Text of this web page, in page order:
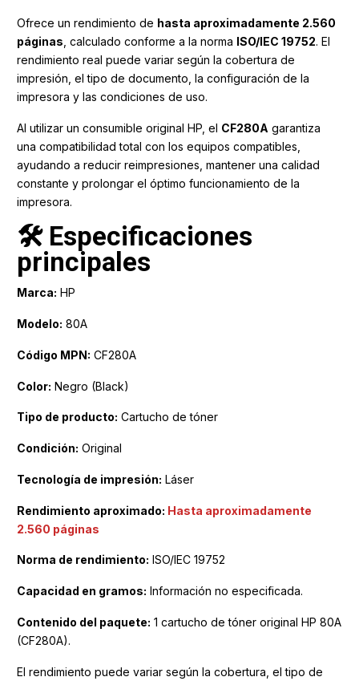
Ofrece un rendimiento de hasta aproximadamente 2.560
páginas , calculado conforme a la norma ISO/IEC 19752. El
rendimiento real puede variar según la cobertura de
impresión, el tipo de documento, la configuración de la
impresora y las condiciones de uso.
Al utilizar un consumible original HP, el CF280A garantiza
una compatibilidad total con los equipos compatibles,
ayudando a reducir reimpresiones, mantener una calidad
constante y prolongar el óptimo funcionamiento de la
impresora.
🛠️ Especificaciones
principales
Marca: HP
Modelo: 80A
Código MPN: CF280A
Color: Negro (Black)
Tipo de producto: Cartucho de tóner
Condición: Original
Tecnología de impresión: Láser
Rendimiento aproximado: Hasta aproximadamente
2.560 páginas
Norma de rendimiento: ISO/IEC 19752
Capacidad en gramos: Información no especificada.
Contenido del paquete: 1 cartucho de tóner original HP 80A
(CF280A).
El rendimiento puede variar según la cobertura, el tipo de